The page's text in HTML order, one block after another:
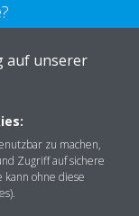
auf unserer
zu machen,
Zugriff auf sichere
ohne diese